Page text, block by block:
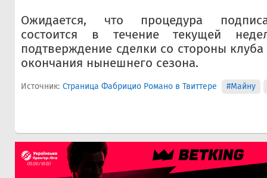
Ожидается, что процедура
состоится в течение текущей
подтверждение сделки со стороны
окончания нынешнего сезона.
Источник: Страница Фабрицио Романо в Твиттере #Майну